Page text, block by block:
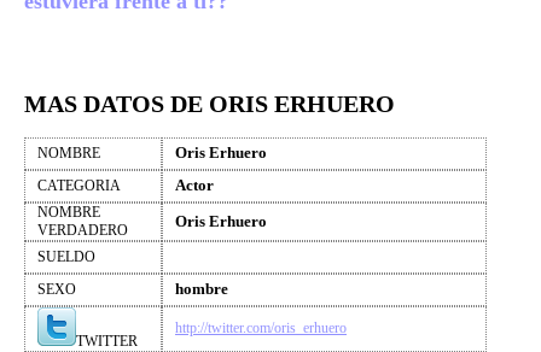
MAS DATOS DE ORIS ERHUERO
NOMBRE Oris Erhuero
CATEGORIA Actor
NOMBRE
VERDADERO
Oris Erhuero
SUELDO
SEXO
hombre
TWITTER
http://twitter.com/oris_erhuero